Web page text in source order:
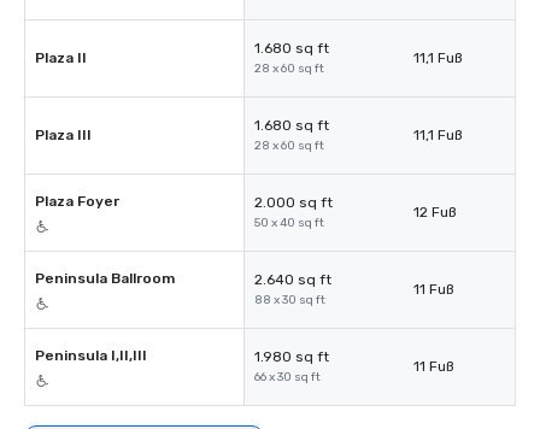
Plaza II
1.680 sq ft
28 x 60 sq ft
11,1 Fuß
Plaza III
1.680 sq ft
28 x 60 sq ft
11,1 Fuß
Plaza Foyer 2.000 sq ft
50 x 40 sq ft
12 Fuß
Peninsula Ballroom 2.640 sq ft
88 x 30 sq ft
11 Fuß
Peninsula I,II,III 1.980 sq ft
66 x 30 sq ft
11 Fuß